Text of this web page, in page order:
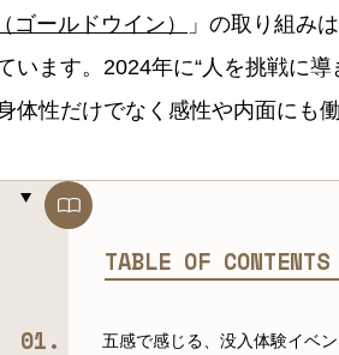
ゴールドウイン）
」の取り組み
います。2024年に“人を挑戦に
体性だけでなく感性や内面にも
TABLE OF
五感で感じる、没入体験イベ